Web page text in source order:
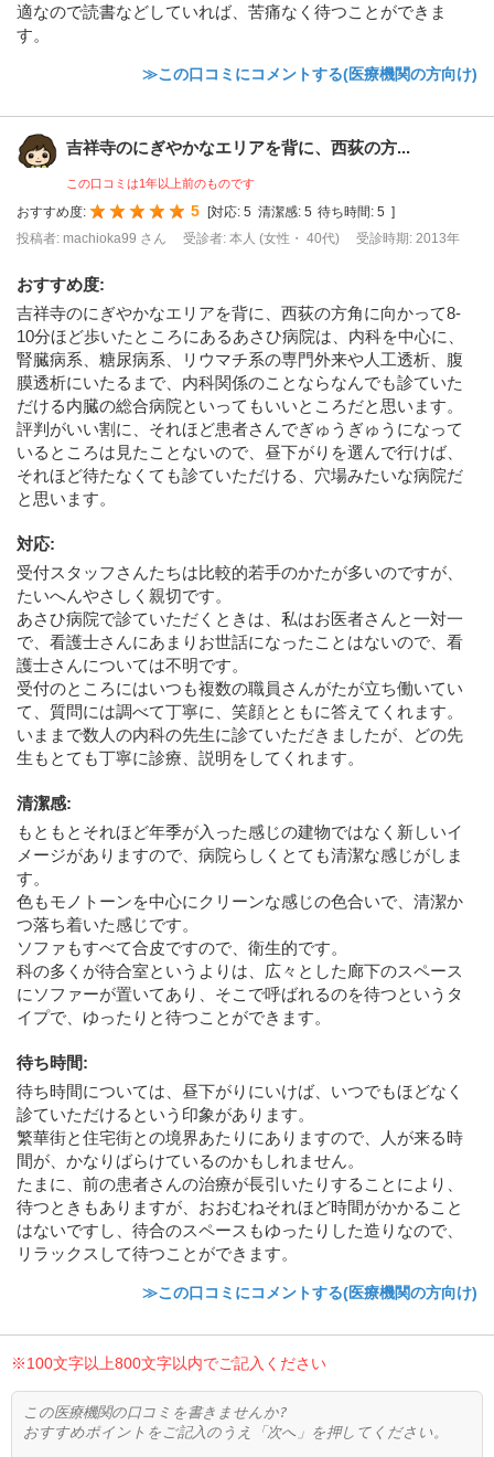
適なので読書などしていれば、苦痛なく待つことができま
す。
≫この口コミにコメントする(医療機関の方向け)
吉祥寺のにぎやかなエリアを背に、西荻の方...
この口コミは1年以上前のものです
おすすめ度: 5 [対応: 5 清潔感: 5 待ち時間: 5 ]
投稿者: machioka99 さん
受診者: 本人 (女性・ 40代) 受診時期: 2013年
おすすめ度:
吉祥寺のにぎやかなエリアを背に、西荻の方角に向かって8-
10分ほど歩いたところにあるあさひ病院は、内科を中心に、
腎臓病系、糖尿病系、リウマチ系の専門外来や人工透析、腹
膜透析にいたるまで、内科関係のことならなんでも診ていた
だける内臓の総合病院といってもいいところだと思います。
評判がいい割に、それほど患者さんでぎゅうぎゅうになって
いるところは見たことないので、昼下がりを選んで行けば、
それほど待たなくても診ていただける、穴場みたいな病院だ
と思います。
対応:
受付スタッフさんたちは比較的若手のかたが多いのですが、
たいへんやさしく親切です。
あさひ病院で診ていただくときは、私はお医者さんと一対一
で、看護士さんにあまりお世話になったことはないので、看
護士さんについては不明です。
受付のところにはいつも複数の職員さんがたが立ち働いてい
て、質問には調べて丁寧に、笑顔とともに答えてくれます。
いままで数人の内科の先生に診ていただきましたが、どの先
生もとても丁寧に診療、説明をしてくれます。
清潔感:
もともとそれほど年季が入った感じの建物ではなく新しいイ
メージがありますので、病院らしくとても清潔な感じがしま
す。
色もモノトーンを中心にクリーンな感じの色合いで、清潔か
つ落ち着いた感じです。
ソファもすべて合皮ですので、衛生的です。
科の多くが待合室というよりは、広々とした廊下のスペース
にソファーが置いてあり、そこで呼ばれるのを待つというタ
イプで、ゆったりと待つことができます。
待ち時間:
待ち時間については、昼下がりにいけば、いつでもほどなく
診ていただけるという印象があります。
繁華街と住宅街との境界あたりにありますので、人が来る時
間が、かなりばらけているのかもしれません。
たまに、前の患者さんの治療が長引いたりすることにより、
待つときもありますが、おおむねそれほど時間がかかること
はないですし、待合のスペースもゆったりした造りなので、
リラックスして待つことができます。
≫この口コミにコメントする(医療機関の方向け)
※100文字以上800文字以内でご記入ください